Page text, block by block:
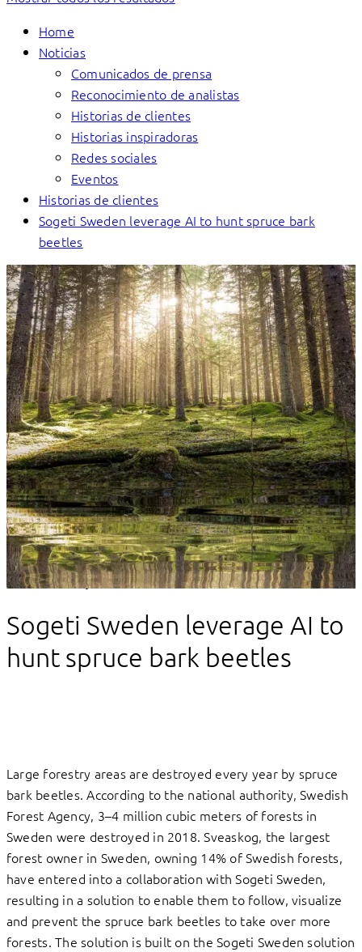
Home
Noticias
Comunicados de prensa
Reconocimiento de analistas
Historias de clientes
Historias inspiradoras
Redes sociales
Eventos
Historias de clientes
Sogeti Sweden leverage AI to hunt spruce bark
beetles
Client story
Sogeti Sweden leverage AI to
hunt spruce bark beetles
Large forestry areas are destroyed every year by spruce
bark beetles. According to the national authority, Swedish
Forest Agency, 3–4 million cubic meters of forests in
Sweden were destroyed in 2018. Sveaskog, the largest
forest owner in Sweden, owning 14% of Swedish forests,
have entered into a collaboration with Sogeti Sweden,
resulting in a solution to enable them to follow, visualize
and prevent the spruce bark beetles to take over more
forests. The solution is built on the Sogeti Sweden solution